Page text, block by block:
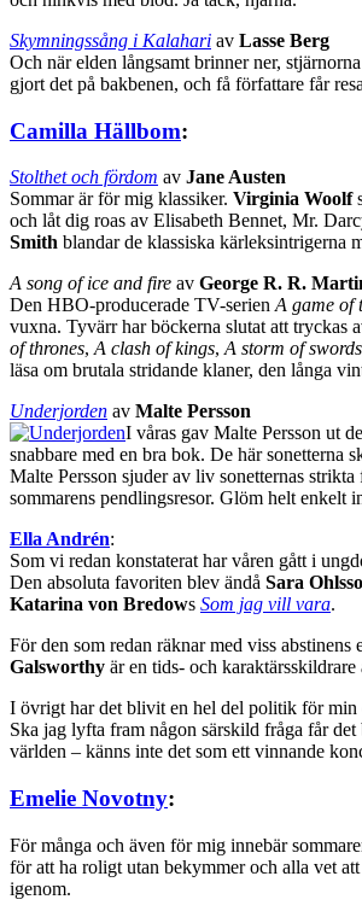
Skymningssång i Kalahari av Lasse Berg
Och när elden långsamt brinner ner,
gjort det på bakbenen, och få författare får
Camilla Hällbom:
Stolthet och fördom av Jane Austen
Sommar är för mig klassiker. Virginia Woolf
och låt dig roas av Elisabeth Bennet, Mr.
Smith blandar de klassiska kärleksintrigerna
A song of ice and fire av George R. R.
Den HBO-producerade TV-serienA game of
vuxna. Tyvärr har böckerna slutat att tryckas
of thrones, A clash of kings,A storm of swords
läsa om brutala stridande klaner, den långa
Underjorden av Malte Persson
I våras gav Malte Persson ut
snabbare med en bra bok. De här sonetterna
Malte Persson sjuder av liv sonetternas
sommarens pendlingsresor. Glöm helt enkelt
Ella Andrén:
Som vi redan konstaterat har våren gått i
Den absoluta favoriten blev ändå Sara
Katarina von Bredows Som jag vill vara.
För den som redan räknar med viss
Galsworthy är en tids- och
I övrigt har det blivit en hel del politik för min
Ska jag lyfta fram någon särskild fråga får
världen – känns inte det som ett vinnande
Emelie Novotny:
För många och även för mig innebär
för att ha roligt utan bekymmer och alla vet
igenom.